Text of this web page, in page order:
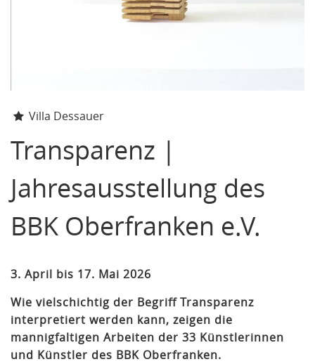
Villa Dessauer
Transparenz |
Jahresausstellung des
BBK Oberfranken e.V.
3. April bis 17. Mai 2026
Wie vielschichtig der Begriff Transparenz
interpretiert werden kann, zeigen die
mannigfaltigen Arbeiten der 33 Künstlerinnen
und Künstler des BBK Oberfranken.